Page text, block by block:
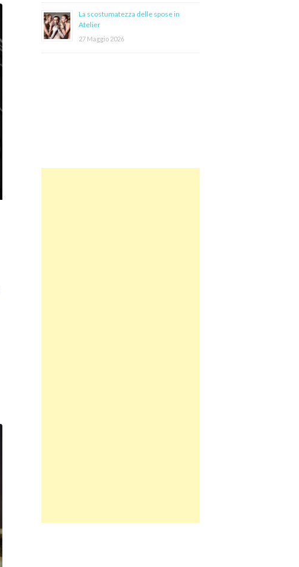
La scostumatezza delle spose in
Atelier
27 Maggio 2026